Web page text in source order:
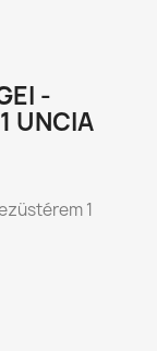
-
UNCIA
1